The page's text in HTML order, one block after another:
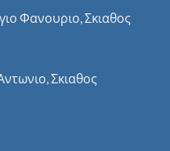
Φανουριο, Σκιαθος
Σκιαθος